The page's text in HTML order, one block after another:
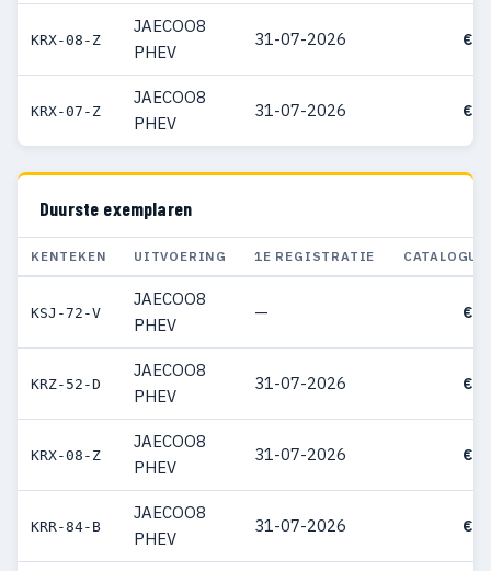
KRX-08-Z
JAECOO8
PHEV
31-07-2026 €
KRX-07-Z
JAECOO8
PHEV
31-07-2026 €
Duurste exemplaren
KENTEKEN UITVOERING 1E REGISTRATIE
KSJ-72-V
JAECOO8
PHEV
— €
KRZ-52-D
JAECOO8
PHEV
31-07-2026 €
KRX-08-Z
JAECOO8
PHEV
31-07-2026 €
KRR-84-B
JAECOO8
PHEV
31-07-2026 €